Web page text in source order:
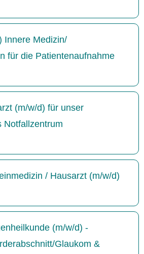
Innere Medizin/
für die Patientenaufnahme
(m/w/d) für unser
Notfallzentrum
/ Hausarzt (m/w/d)
(m/w/d) -
Glaukom &